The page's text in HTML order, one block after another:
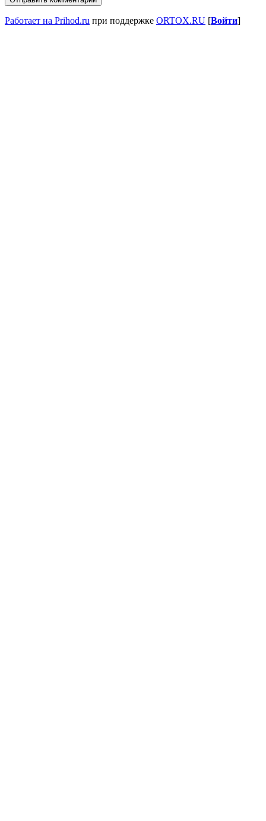
Работает на Prihod.ru при поддержке ORTOX.RU [Войти]